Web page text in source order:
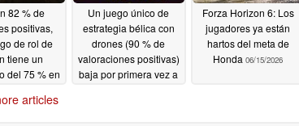
82 % de
positivas,
de rol de
tiene un
del 75 % en
Un juego único de
estrategia bélica con
drones (90 % de
valoraciones positivas)
baja por primera vez a
Forza Horizon 6: Los
jugadores ya están
hartos del meta de
Honda 06/15/2026
articles